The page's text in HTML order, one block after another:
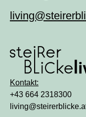
Kontakt:
+43 664 2318300